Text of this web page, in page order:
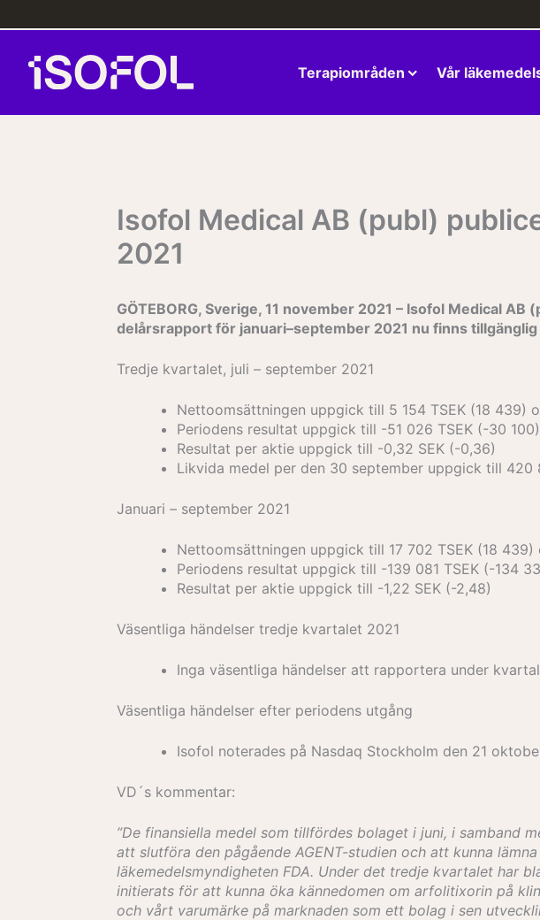
till
Terapiområden
Vår
Isofol Medical AB (publ)
2021
GÖTEBORG, Sverige, 11 november 2021 – Isofol Medical
delårsrapport för januari–september 2021 nu finns
Tredje kvartalet, juli – september 2021
Nettoomsättningen uppgick till 5 154 TSEK (18 439)
Periodens resultat uppgick till -51 026 TSEK (-30 100)
Resultat per aktie uppgick till -0,32 SEK (-0,36)
Likvida medel per den 30 september uppgick till 420
Januari – september 2021
Nettoomsättningen uppgick till 17 702 TSEK (18
Periodens resultat uppgick till -139 081 TSEK (-134
Resultat per aktie uppgick till -1,22 SEK (-2,48)
Väsentliga händelser tredje kvartalet 2021
Inga väsentliga händelser att rapportera under
Väsentliga händelser efter periodens utgång
Isofol noterades på Nasdaq Stockholm den 21
VD´s kommentar:
”De finansiella medel som tillfördes bolaget i juni, i samband
att slutföra den pågående AGENT-studien och att kunna
läkemedelsmyndigheten FDA. Under det tredje kvartalet har
initierats för att kunna öka kännedomen om arfolitixorin på
och vårt varumärke på marknaden som ett bolag i sen